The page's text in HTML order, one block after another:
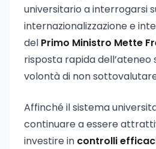
universitario a interrogarsi
internazionalizzazione e
del Primo Ministro Mette
risposta rapida dell’ateneo
volontà di non
Affinché il sistema
continuare a essere
investire in controlli